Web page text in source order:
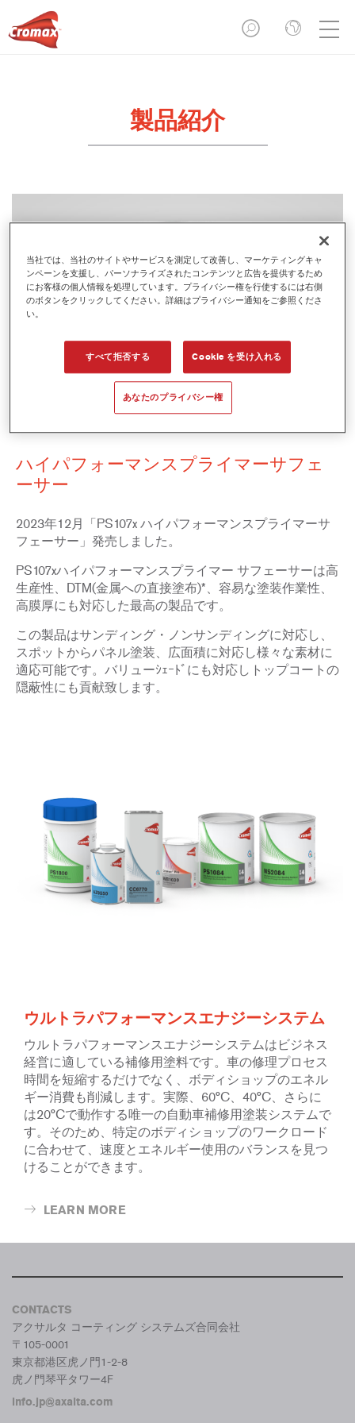
製品紹介
ハイパフォーマンスプライマーサフェ
ーサー
2023年12月「PS107x ハイパフォーマンスプライマーサ
フェーサー」発売しました。
PS107xハイパフォーマンスプライマー サフェーサーは高
生産性、DTM(金属への直接塗布)*、容易な塗装作業性、
高膜厚にも対応した最高の製品です。
この製品はサンディング・ノンサンディングに対応し、
スポットからパネル塗装、広面積に対応し様々な素材に
適応可能です。バリューｼｪｰﾄﾞにも対応しトップコートの
隠蔽性にも貢献致します。
ウルトラパフォーマンスエナジーシステム
ウルトラパフォーマンスエナジーシステムはビジネス
経営に適している補修用塗料です。車の修理プロセス
時間を短縮するだけでなく、ボディショップのエネル
ギー消費も削減します。実際、60°C、40°C、さらに
は20°Cで動作する唯一の自動車補修用塗装システムで
す。そのため、特定のボディショップのワークロード
に合わせて、速度とエネルギー使用のバランスを見つ
けることができます。
LEARN MORE
CONTACTS
アクサルタ コーティング システムズ合同会社
〒105-0001
東京都港区虎ノ門1-2-8
虎ノ門琴平タワー4F
info.jp@axalta.com
当社では、当社のサイトやサービスを測定して改善し、マーケティングキャ
ンペーンを支援し、パーソナライズされたコンテンツと広告を提供するため
にお客様の個人情報を処理しています。プライバシー権を行使するには右側
のボタンをクリックしてください。詳細はプライバシー通知をご参照くださ
い。
すべて拒否する Cookie を受け入れる
あなたのプライバシー権